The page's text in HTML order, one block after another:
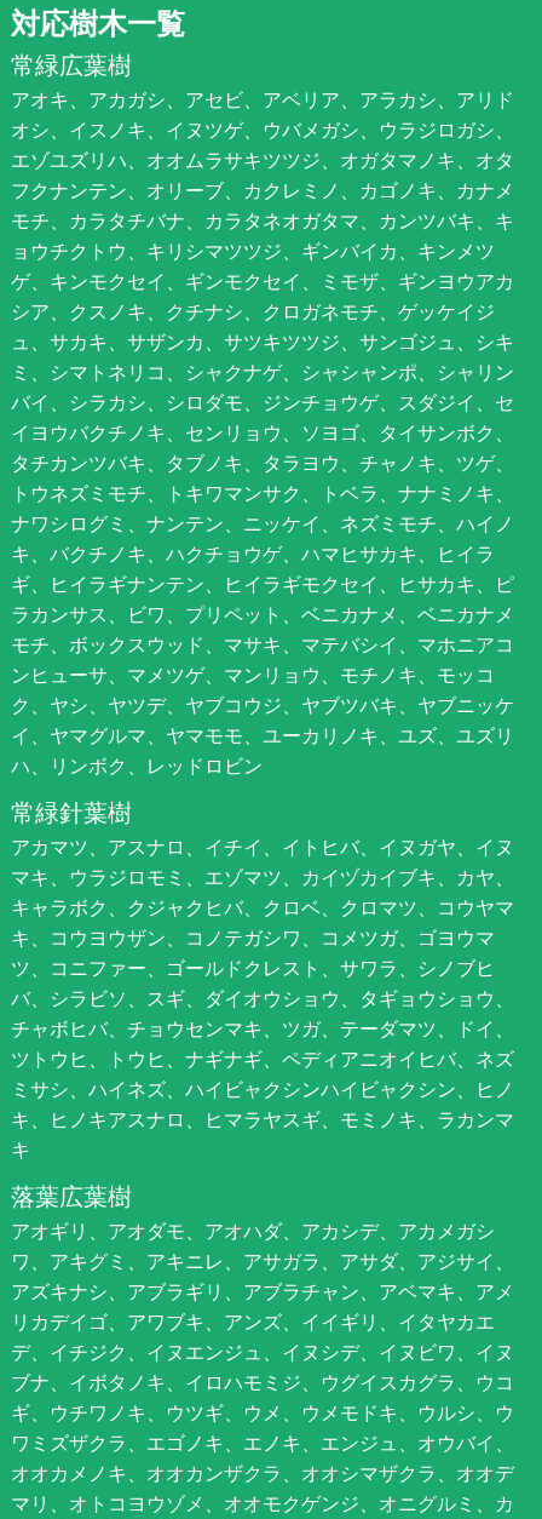
対応樹木一覧
常緑広葉樹
アオキ、アカガシ、アセビ、アベリア、アラカシ、アリド
オシ、イスノキ、イヌツゲ、ウバメガシ、ウラジロガシ、
エゾユズリハ、オオムラサキツツジ、オガタマノキ、オタ
フクナンテン、オリーブ、カクレミノ、カゴノキ、カナメ
モチ、カラタチバナ、カラタネオガタマ、カンツバキ、キ
ョウチクトウ、キリシマツツジ、ギンバイカ、キンメツ
ゲ、キンモクセイ、ギンモクセイ、ミモザ、ギンヨウアカ
シア、クスノキ、クチナシ、クロガネモチ、ゲッケイジ
ュ、サカキ、サザンカ、サツキツツジ、サンゴジュ、シキ
ミ、シマトネリコ、シャクナゲ、シャシャンポ、シャリン
バイ、シラカシ、シロダモ、ジンチョウゲ、スダジイ、セ
イヨウバクチノキ、センリョウ、ソヨゴ、タイサンボク、
タチカンツバキ、タブノキ、タラヨウ、チャノキ、ツゲ、
トウネズミモチ、トキワマンサク、トベラ、ナナミノキ、
ナワシログミ、ナンテン、ニッケイ、ネズミモチ、ハイノ
キ、バクチノキ、ハクチョウゲ、ハマヒサカキ、ヒイラ
ギ、ヒイラギナンテン、ヒイラギモクセイ、ヒサカキ、ピ
ラカンサス、ビワ、プリペット、ベニカナメ、ベニカナメ
モチ、ボックスウッド、マサキ、マテバシイ、マホニアコ
ンヒューサ、マメツゲ、マンリョウ、モチノキ、モッコ
ク、ヤシ、ヤツデ、ヤブコウジ、ヤブツバキ、ヤブニッケ
イ、ヤマグルマ、ヤマモモ、ユーカリノキ、ユズ、ユズリ
ハ、リンボク、レッドロビン
常緑針葉樹
アカマツ、アスナロ、イチイ、イトヒバ、イヌガヤ、イヌ
マキ、ウラジロモミ、エゾマツ、カイヅカイブキ、カヤ、
キャラボク、クジャクヒバ、クロベ、クロマツ、コウヤマ
キ、コウヨウザン、コノテガシワ、コメツガ、ゴヨウマ
ツ、コニファー、ゴールドクレスト、サワラ、シノブヒ
バ、シラビソ、スギ、ダイオウショウ、タギョウショウ、
チャボヒバ、チョウセンマキ、ツガ、テーダマツ、ドイ、
ツトウヒ、トウヒ、ナギナギ、ペディアニオイヒバ、ネズ
ミサシ、ハイネズ、ハイビャクシンハイビャクシン、ヒノ
キ、ヒノキアスナロ、ヒマラヤスギ、モミノキ、ラカンマ
キ
落葉広葉樹
アオギリ、アオダモ、アオハダ、アカシデ、アカメガシ
ワ、アキグミ、アキニレ、アサガラ、アサダ、アジサイ、
アズキナシ、アブラギリ、アブラチャン、アベマキ、アメ
リカデイゴ、アワブキ、アンズ、イイギリ、イタヤカエ
デ、イチジク、イヌエンジュ、イヌシデ、イヌビワ、イヌ
ブナ、イボタノキ、イロハモミジ、ウグイスカグラ、ウコ
ギ、ウチワノキ、ウツギ、ウメ、ウメモドキ、ウルシ、ウ
ワミズザクラ、エゴノキ、エノキ、エンジュ、オウバイ、
オオカメノキ、オオカンザクラ、オオシマザクラ、オオデ
マリ、オトコヨウゾメ、オオモクゲンジ、オニグルミ、カ